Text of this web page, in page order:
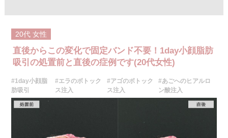
施術時間：約10分程
リスク、副作用：施術後に腫れ、赤み、内出血、痛み、突っ張り感などが
生じることがありますが、通常は数日〜1週間程度で徐々に軽快します。ま
た、稀にアレルギー反応、細菌感染、血管閉塞、しこり（硬化）や小さな
結節が生じる可能性があります。施術後1〜2週間程度は、注入部位を強く
押したりマッサージしたりすることはお控えください。
費用：
レスチレン 54,800円(税込)
レスチレンリフト※横浜院限定 76,800円(税込)
ジュビダームビスタウルトラXC 109,800円(税込)
クレヴィエルコントア 109,800円(税込)
20代 女性
直後からこの変化で固定バンド不要！1day小顔脂肪
吸引の処置前と直後の症例です(20代女性)
#1day小顔脂
肪吸引
#エラのボトック
ス注入
#アゴのボトック
ス注入
#あごへのヒアルロ
ン酸注入